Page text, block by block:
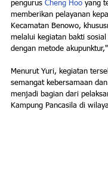
pengurus Cheng Hoo yang
memberikan pelayanan
Kecamatan Benowo,
melalui kegiatan bakti
dengan metode
Menurut Yuri, kegiatan
semangat kebersamaan
menjadi bagian dari
Kampung Pancasila di